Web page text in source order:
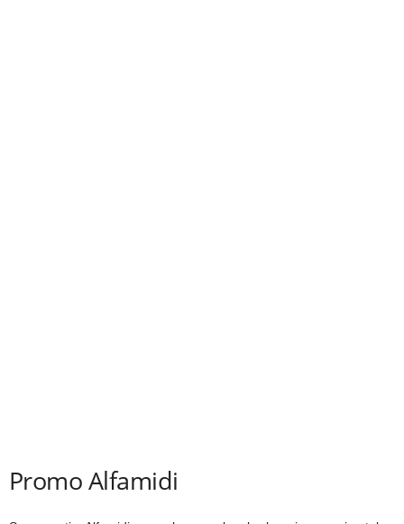
Promo Alfamidi